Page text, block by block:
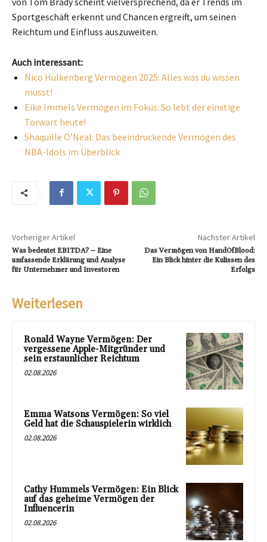
Sportgeschäft erkennt und Chancen ergreift, um seinen
Reichtum und Einfluss auszuweiten.
Auch interessant:
Nico Hülkenberg Vermögen 2025: Alles was du wissen
musst!
Eike Immels Vermögen im Fokus: So lebt der einstige
Torwart heute!
Shaquille O’Neal: Das beeindruckende Vermögen des
NBA-Idols im Überblick
Vorheriger Artikel
Was bedeutet EBITDA? – Eine
umfassende Erklärung und Analyse
für Unternehmer und Investoren
Nächster Artikel
Das Vermögen von HandOfBlood:
Ein Blick hinter die Kulissen des
Erfolgs
Weiterlesen
Ronald Wayne Vermögen: Der
vergessene Apple-Mitgründer und
sein erstaunlicher Reichtum
02.08.2026
Emma Watsons Vermögen: So viel
Geld hat die Schauspielerin wirklich
02.08.2026
Cathy Hummels Vermögen: Ein Blick
auf das geheime Vermögen der
Influencerin
02.08.2026